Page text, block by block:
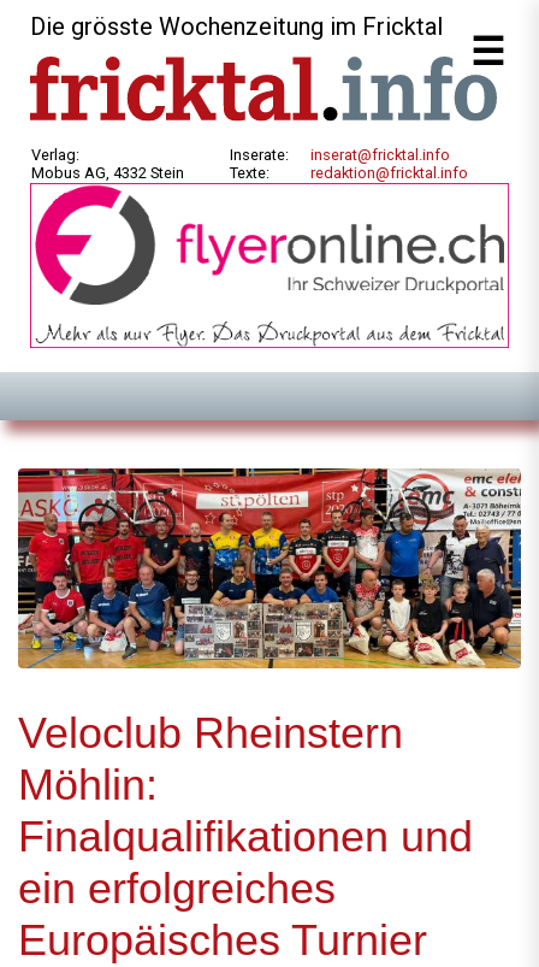
Die grösste Wochenzeitung im Fricktal
Verlag:
Mobus AG, 4332 Stein
Inserate:
Texte:
inserat@fricktal.info
redaktion@fricktal.info
Veloclub Rheinstern
Möhlin:
Finalqualifikationen und
ein erfolgreiches
Europäisches Turnier